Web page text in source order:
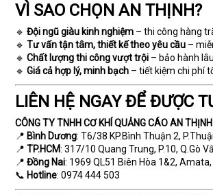
VÌ SAO CHỌN AN THỊNH?
🔹 Đội ngũ giàu kinh nghiệm – thi công hàng
🔹 Tư vấn tận tâm, thiết kế theo yêu cầu –
🔹 Chất lượng thi công vượt trội – bảo hành
🔹 Giá cả hợp lý, minh bạch – tiết kiệm chi phí
LIÊN HỆ NGAY ĐỂ ĐƯỢC
CÔNG TY TNHH CƠ KHÍ QUẢNG CÁO AN THỊNH
📍 Bình Dương: T6/38 KP.Bình Thuận 2,
📍 TP.HCM: 317/10 Quang Trung, P.10, Q.Gò
📍 Đồng Nai: 1969 QL51 Biên Hòa 1&2,
📞 Hotline: 0974 444 503